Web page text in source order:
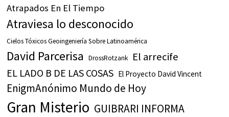
Atrapados En El Tiempo
Atraviesa lo desconocido
Cielos Tóxicos Geoingeniería Sobre Latinoamérica
David Parcerisa DrossRotzank El arrecife
EL LADO B DE LAS COSAS El Proyecto David Vincent
EnigmAnónimo Mundo de Hoy
Gran Misterio GUIBRARI INFORMA